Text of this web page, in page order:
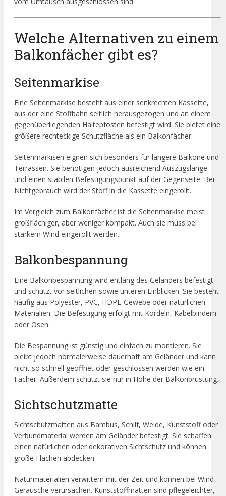
Welche Alternativen zu einem
Balkonfächer gibt es?
Seitenmarkise
Eine Seitenmarkise besteht aus einer senkrechten Kassette,
aus der eine Stoffbahn seitlich herausgezogen und an einem
gegenüberliegenden Haltepfosten befestigt wird. Sie bietet eine
größere rechteckige Schutzfläche als ein Balkonfächer.
Seitenmarkisen eignen sich besonders für längere Balkone und
Terrassen. Sie benötigen jedoch ausreichend Auszugslänge
und einen stabilen Befestigungspunkt auf der Gegenseite. Bei
Nichtgebrauch wird der Stoff in die Kassette eingerollt.
Im Vergleich zum Balkonfächer ist die Seitenmarkise meist
großflächiger, aber weniger kompakt. Auch sie muss bei
starkem Wind eingerollt werden.
Balkonbespannung
Eine Balkonbespannung wird entlang des Geländers befestigt
und schützt vor seitlichen sowie unteren Einblicken. Sie besteht
häufig aus Polyester, PVC, HDPE-Gewebe oder natürlichen
Materialien. Die Befestigung erfolgt mit Kordeln, Kabelbindern
oder Ösen.
Die Bespannung ist günstig und einfach zu montieren. Sie
bleibt jedoch normalerweise dauerhaft am Geländer und kann
nicht so schnell geöffnet oder geschlossen werden wie ein
Fächer. Außerdem schützt sie nur in Höhe der Balkonbrüstung.
Sichtschutzmatte
Sichtschutzmatten aus Bambus, Schilf, Weide, Kunststoff oder
Verbundmaterial werden am Geländer befestigt. Sie schaffen
einen natürlichen oder dekorativen Sichtschutz und können
große Flächen abdecken.
Naturmaterialien verwittern mit der Zeit und können bei Wind
Geräusche verursachen. Kunststoffmatten sind pflegeleichter,